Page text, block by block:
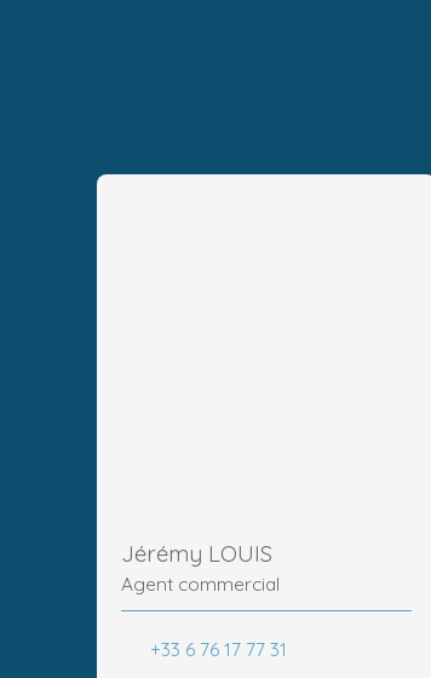
Jérémy LOUIS
Agent commercial
+33 6 76 17 77 31